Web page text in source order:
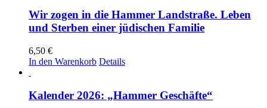
Wir zogen in die Hammer Landstraße. Leben
und Sterben einer jüdischen Familie
6,50 €
In den Warenkorb Details
Kalender 2026: „Hammer Geschäfte“